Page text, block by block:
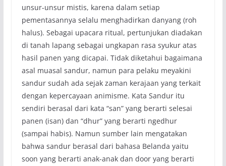
unsur-unsur mistis, karena dalam setiap
pementasannya selalu menghadirkan danyang (roh
halus). Sebagai upacara ritual, pertunjukan diadakan
di tanah lapang sebagai ungkapan rasa syukur atas
hasil panen yang dicapai. Tidak diketahui bagaimana
asal muasal sandur, namun para pelaku meyakini
sandur sudah ada sejak zaman kerajaan yang terkait
dengan kepercayaan animisme. Kata Sandur itu
sendiri berasal dari kata “san” yang berarti selesai
panen (isan) dan “dhur” yang berarti ngedhur
(sampai habis). Namun sumber lain mengatakan
bahwa sandur berasal dari bahasa Belanda yaitu
soon yang berarti anak-anak dan door yang berarti